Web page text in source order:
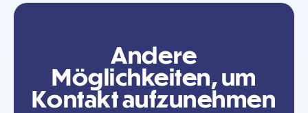
Andere
Möglichkeiten, um
Kontakt aufzunehmen